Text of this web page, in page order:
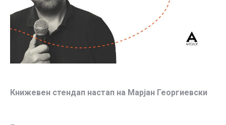
Книжевен стендап настап на Марјан Георгиевски